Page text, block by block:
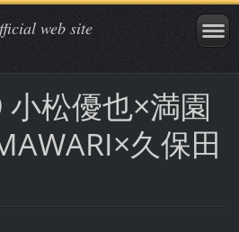
web site
松優也×満園
久保田